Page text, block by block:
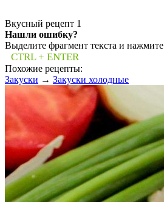
Вкусный рецепт 1
Нашли ошибку?
Выделите фрагмент текста и нажмите
CTRL + ENTER
Похожие рецепты:
Закуски → Закуски холодные